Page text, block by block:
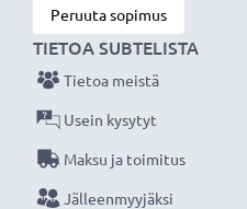
✔ Subwoofereihin &
Paranna ääni- ja
johdolla, Erinomainen
3 vuoden takuu!
Peruuta sopimus
TIETOA SUBTELISTA
Tietoa meistä
Usein kysytyt
Maksu ja toimitus
Jälleenmyyjäksi